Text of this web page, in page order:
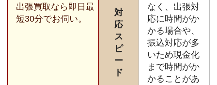
出張買取なら即日最
短30分でお伺い。
対
応
ス
ピ
ー
ド
なく、出張対
応に時間がか
かる場合や、
振込対応が多
いため現金化
まで時間がか
かることがあ